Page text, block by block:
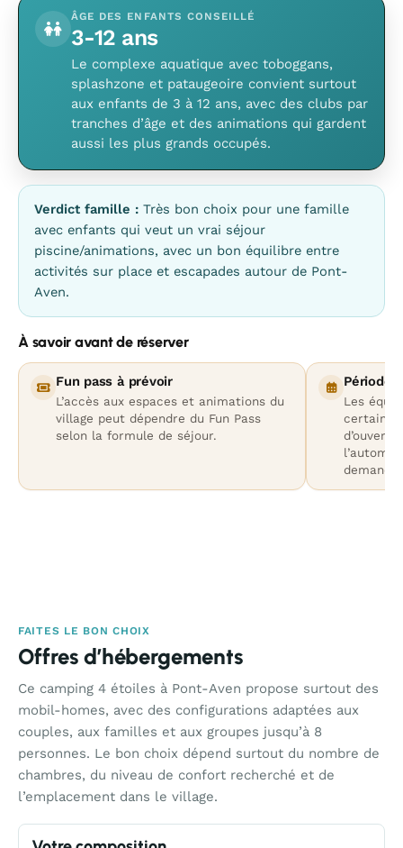
ÂGE DES ENFANTS CONSEILLÉ
3-12 ans
Le complexe aquatique avec toboggans,
splashzone et pataugeoire convient surtout
aux enfants de 3 à 12 ans, avec des clubs par
tranches d’âge et des animations qui gardent
aussi les plus grands occupés.
Verdict famille : Très bon choix pour une famille
avec enfants qui veut un vrai séjour
piscine/animations, avec un bon équilibre entre
activités sur place et escapades autour de Pont-
Aven.
À savoir avant de réserver
Fun pass à prévoir
L’accès aux espaces et animations du
village peut dépendre du Fun Pass
selon la formule de séjour.
Période
Les
FAITES LE BON CHOIX
Offres d’hébergements
Ce camping 4 étoiles à Pont-Aven propose surtout des
mobil-homes, avec des configurations adaptées aux
couples, aux familles et aux groupes jusqu’à 8
personnes. Le bon choix dépend surtout du nombre de
chambres, du niveau de confort recherché et de
l’emplacement dans le village.